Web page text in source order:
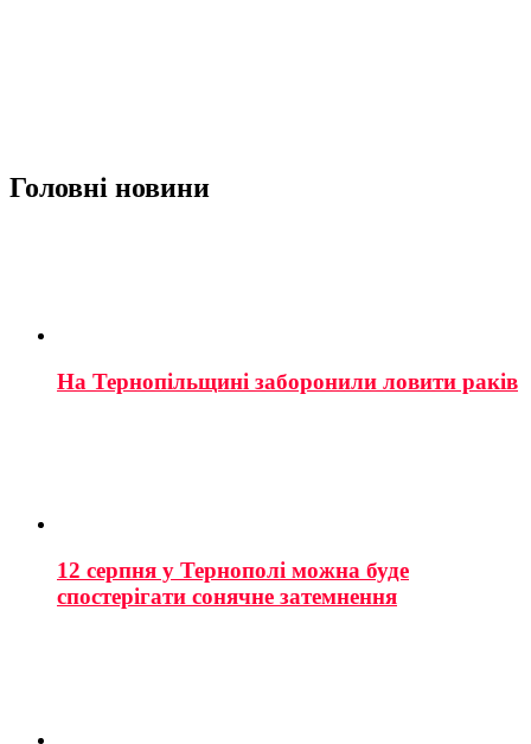
Головні новини
На Тернопільщині заборонили ловити раків
12 серпня у Тернополі можна буде
спостерігати сонячне затемнення